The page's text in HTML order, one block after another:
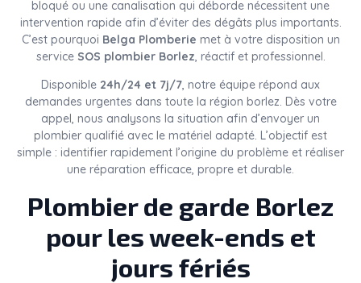
bloqué ou une canalisation qui déborde nécessitent une
intervention rapide afin d’éviter des dégâts plus importants.
C’est pourquoi Belga Plomberie met à votre disposition un
service SOS plombier Borlez, réactif et professionnel.
Disponible 24h/24 et 7j/7, notre équipe répond aux
demandes urgentes dans toute la région borlez. Dès votre
appel, nous analysons la situation afin d’envoyer un
plombier qualifié avec le matériel adapté. L’objectif est
simple : identifier rapidement l’origine du problème et réaliser
une réparation efficace, propre et durable.
Plombier de garde Borlez
pour les week-ends et
jours fériés